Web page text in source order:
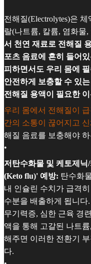
전해질(Electrolytes)은
랄(나트륨, 칼륨, 염화물
서 천연 재료로 전해질
포츠 음료에 흔히 들어
피하면서도 우리 몸에
안전하게 보충할 수 있
전해질 용액이 필요한
우리 몸에서 전해질이
간의 소통이 끊어지고
해질 음료를 보충해야
•
저탄수화물 및 케토제
(Keto flu)' 예방: 탄수화
내 인슐린 수치가 급격
수분을 배출하게 됩니다
무기력증, 심한 근육 경
액을 통해 고갈된 나트
해주면 이러한 전환기
다.